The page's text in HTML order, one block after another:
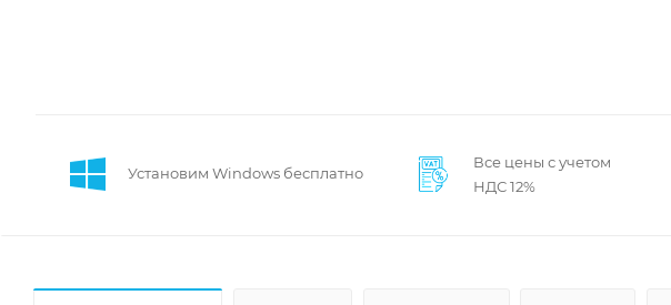
Установим Windows бесплатно
Все цены с учетом
НДС 12%